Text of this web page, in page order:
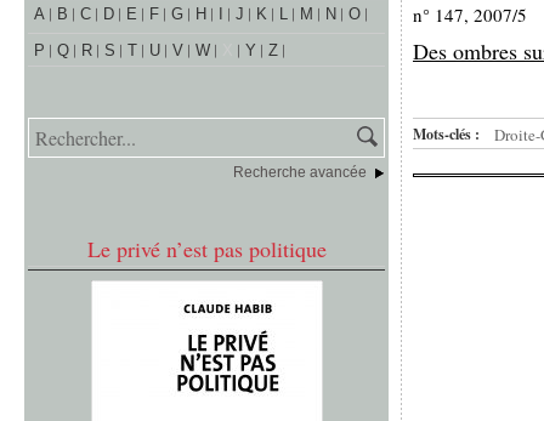
A B C D E F G H J K L M N
O
P
Q R S T U V W Y Z
Recherche avancée
Le privé n’est pas politique
n° 147, 2007/5
Des ombres
Mots-clés : Droite-